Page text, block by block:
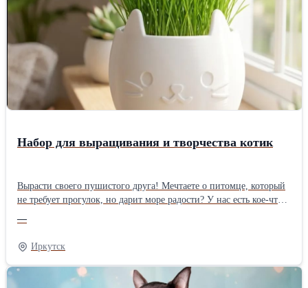
Набор для выращивания и творчества котик
Вырасти своего пушистого друга! Мечтаете о питомце, который
не требует прогулок, но дарит море радости? У нас есть кое-что
не просто хобби, это маленькое чудо на вашем подоконнике.
Внутри вы найдете всё необходимое, чтобы вырастить «зеленую
шерстку» у вашего нового друга. Творчество без границ: В
наборе есть всё для декора! Раскрасьте котика яркими красками,
добавьте детали и создайте уникальный элемент интерьера,
—
Иркутск